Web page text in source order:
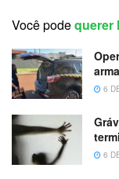
Você podequerer
6
6